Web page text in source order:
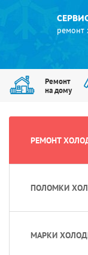
ремонт
Ремонт
на дому
РЕМОНТ
ПОЛОМКИ
МАРКИ